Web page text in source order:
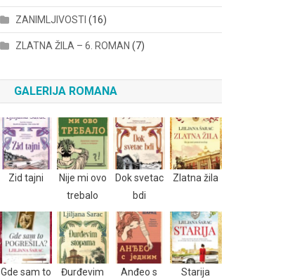
ZANIMLJIVOSTI (16)
ZLATNA ŽILA – 6. ROMAN (7)
GALERIJA ROMANA
Zid tajni
Nije mi ovo
trebalo
Dok svetac
bdi
Zlatna žila
Gde sam to
Đurđevim
Anđeo s
Starija